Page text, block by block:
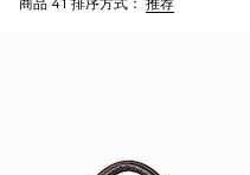
商品 41 排序方式： 推荐